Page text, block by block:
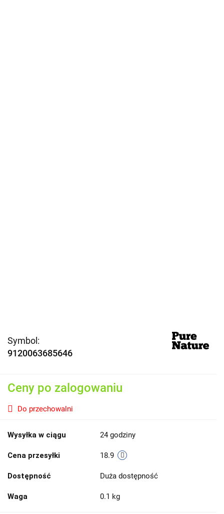
Symbol:
9120063685646
Ceny po zalogowaniu
Do przechowalni
Wysyłka w ciągu 24 godziny
Cena przesyłki 18.9
Dostępność Duża dostępność
Waga 0.1 kg